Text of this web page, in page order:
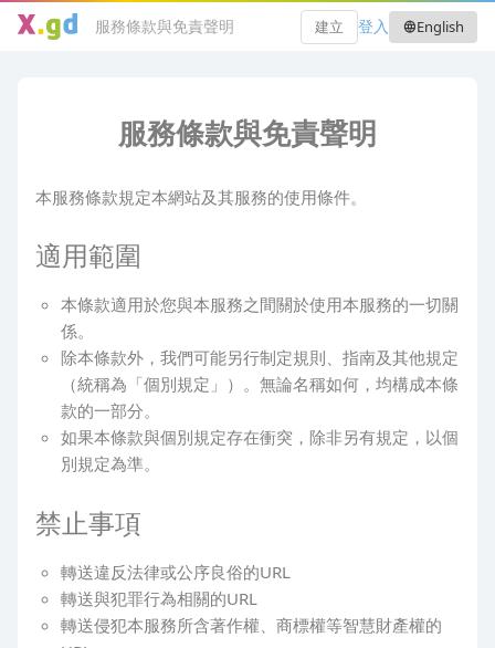
服務條款與免責聲明 建立 登入 languageEnglish
服務條款與免責聲明
本服務條款規定本網站及其服務的使用條件。
適用範圍
本條款適用於您與本服務之間關於使用本服務的一切關
係。
除本條款外，我們可能另行制定規則、指南及其他規定
（統稱為「個別規定」）。無論名稱如何，均構成本條
款的一部分。
如果本條款與個別規定存在衝突，除非另有規定，以個
別規定為準。
禁止事項
轉送違反法律或公序良俗的URL
轉送與犯罪行為相關的URL
轉送侵犯本服務所含著作權、商標權等智慧財產權的